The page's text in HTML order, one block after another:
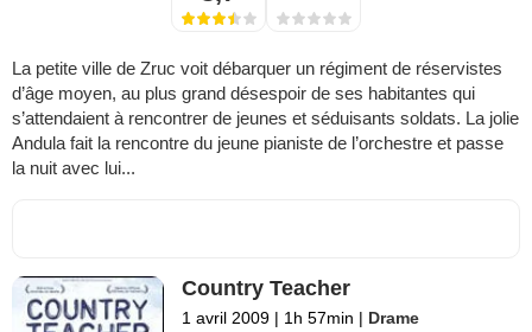
La petite ville de Zruc voit débarquer un régiment de réservistes
d’âge moyen, au plus grand désespoir de ses habitantes qui
s’attendaient à rencontrer de jeunes et séduisants soldats. La jolie
Andula fait la rencontre du jeune pianiste de l’orchestre et passe
la nuit avec lui...
Country Teacher
1 avril 2009 1h 57min
Drame